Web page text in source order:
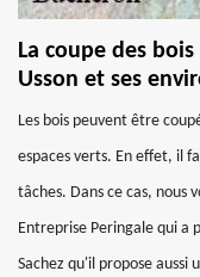
La coupe des
Usson et ses
Les bois peuvent être
espaces verts. En effet, il
tâches. Dans ce cas, nous
Entreprise Peringale qui a
Sachez qu'il propose